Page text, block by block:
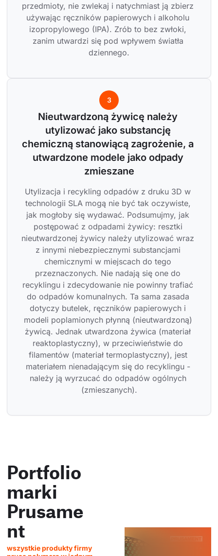
przedmioty, nie zwlekaj i natychmiast ją zbierz
używając ręczników papierowych i alkoholu
izopropylowego (IPA). Zrób to bez zwłoki,
zanim utwardzi się pod wpływem światła
dziennego.
3
Nieutwardzoną żywicę należy
utylizować jako substancję
chemiczną stanowiącą zagrożenie, a
utwardzone modele jako odpady
zmieszane
Utylizacja i recykling odpadów z druku 3D w
technologii SLA mogą nie być tak oczywiste,
jak mogłoby się wydawać. Podsumujmy, jak
postępować z odpadami żywicy: resztki
nieutwardzonej żywicy należy utylizować wraz
z innymi niebezpiecznymi substancjami
chemicznymi w miejscach do tego
przeznaczonych. Nie nadają się one do
recyklingu i zdecydowanie nie powinny trafiać
do odpadów komunalnych. Ta sama zasada
dotyczy butelek, ręczników papierowych i
modeli poplamionych płynną (nieutwardzoną)
żywicą. Jednak utwardzona żywica (materiał
reaktoplastyczny), w przeciwieństwie do
filamentów (materiał termoplastyczny), jest
materiałem nienadającym się do recyklingu -
należy ją wyrzucać do odpadów ogólnych
(zmieszanych).
Portfolio
marki
Prusame
nt
wszystkie produkty firmy